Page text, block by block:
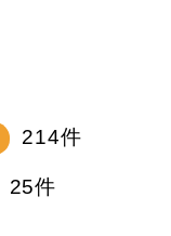
214件
25件